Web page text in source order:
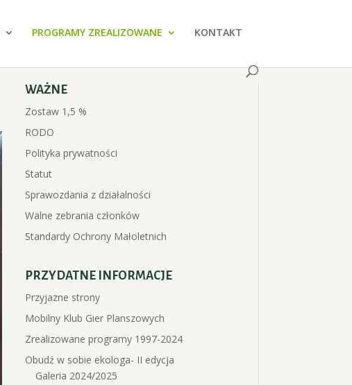
PROGRAMY ZREALIZOWANE KONTAKT
WAŻNE
Zostaw 1,5 %
RODO
Polityka prywatności
Statut
Sprawozdania z działalności
Walne zebrania członków
Standardy Ochrony Małoletnich
PRZYDATNE INFORMACJE
Przyjazne strony
Mobilny Klub Gier Planszowych
Zrealizowane programy 1997-2024
Obudź w sobie ekologa- II edycja
Galeria 2024/2025